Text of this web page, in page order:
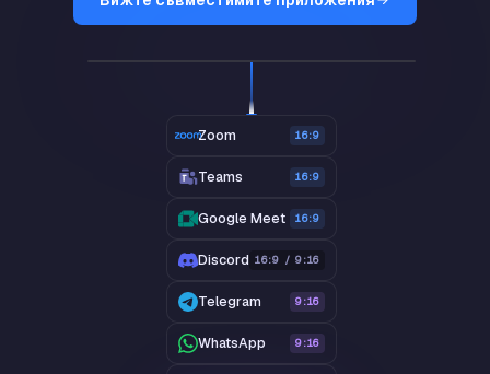
Zoom 16:9
Teams 16:9
Google Meet 16:9
Discord 16:9 / 9:16
Telegram 9:16
WhatsApp 9:16